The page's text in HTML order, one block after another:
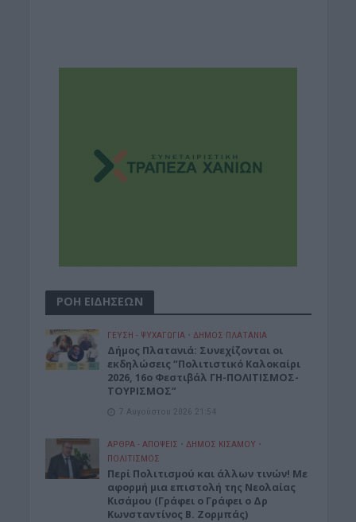
ΡΟΗ ΕΙΔΗΣΕΩΝ
ΓΕΎΣΗ - ΨΥΧΑΓΩΓΊΑ • ΔΉΜΟΣ ΠΛΑΤΑΝΙΆ
Δήμος Πλατανιά: Συνεχίζονται οι
εκδηλώσεις “Πολιτιστικό Καλοκαίρι
2026, 16ο Φεστιβάλ ΓΗ-ΠΟΛΙΤΙΣΜΟΣ-
ΤΟΥΡΙΣΜΟΣ”
7 Αυγούστου 2026 21:54
ΑΡΘΡΑ - ΑΠΟΨΕΙΣ • ΔΉΜΟΣ ΚΙΣΆΜΟΥ •
ΠΟΛΙΤΙΣΜΟΣ
Περί Πολιτισμού και άλλων τινών! Mε
αφορμή μια επιστολή της Νεολαίας
Κισάμου (Γράφει ο Γράφει ο Δρ
Κωνσταντίνος Β. Ζορμπάς)